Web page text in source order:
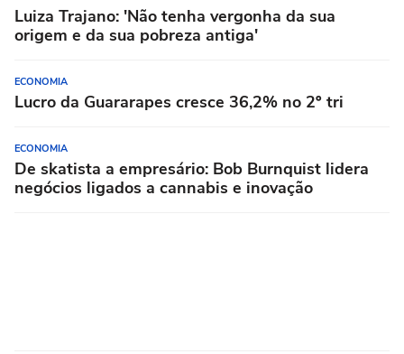
Luiza Trajano: 'Não tenha vergonha da sua
origem e da sua pobreza antiga'
ECONOMIA
Lucro da Guararapes cresce 36,2% no 2º tri
ECONOMIA
De skatista a empresário: Bob Burnquist lidera
negócios ligados a cannabis e inovação